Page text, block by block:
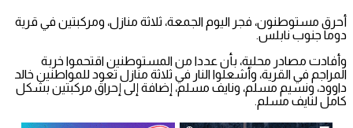
أحرق مستوطنون، فجر اليوم الجمعة، ثلاثة منازل، ومركبتين في قرية
دوما جنوب نابلس.
وأفادت مصادر محلية، بأن عددا من المستوطنين اقتحموا خربة
المراجم في القرية، وأشعلوا النار في ثلاثة منازل تعود للمواطنين خالد
داوود، ونسيم مسلم، ونايف مسلم، إضافة إلى إحراق مركبتين بشكل
كامل لنايف مسلم.